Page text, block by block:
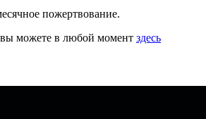
пожертвование.
можете в любой момент здесь